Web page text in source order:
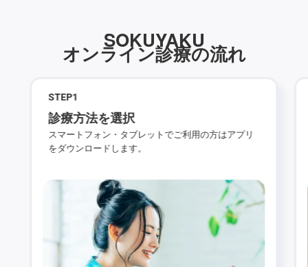
SOKUYAKU
オンライン診療の流れ
STEP1
診療方法を選択
スマートフォン・タブレットでご利用の方はアプリ
をダウンロードします。